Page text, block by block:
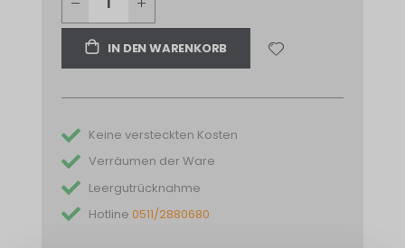
IN DEN WARENKORB
Keine versteckten Kosten
Verräumen der Ware
Leergutrücknahme
Hotline 0511/2880680